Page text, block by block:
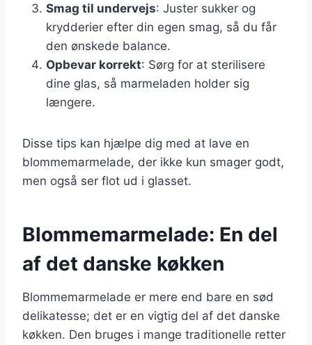
Smag til undervejs: Juster sukker og
krydderier efter din egen smag, så du får
den ønskede balance.
Opbevar korrekt: Sørg for at sterilisere
dine glas, så marmeladen holder sig
længere.
Disse tips kan hjælpe dig med at lave en
blommemarmelade, der ikke kun smager godt,
men også ser flot ud i glasset.
Blommemarmelade: En del
af det danske køkken
Blommemarmelade er mere end bare en sød
delikatesse; det er en vigtig del af det danske
køkken. Den bruges i mange traditionelle retter